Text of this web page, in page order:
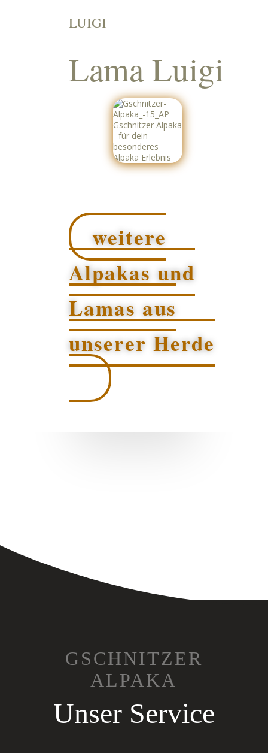
LUIGI
Lama Luigi
weitere
Alpakas und
Lamas aus
unserer Herde
GSCHNITZER
ALPAKA
Unser Service